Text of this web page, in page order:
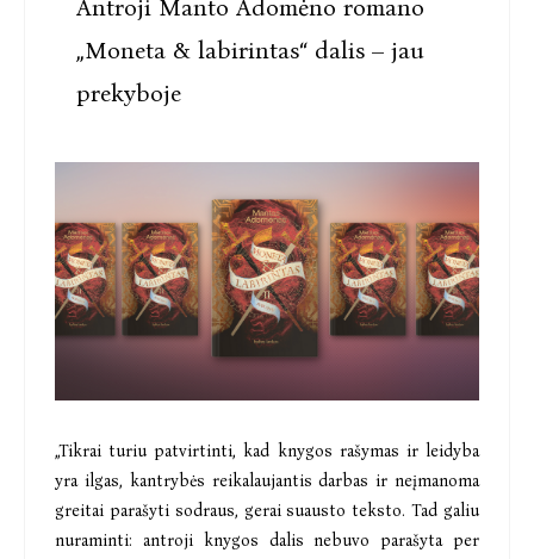
Antroji Manto Adomėno romano
„Moneta & labirintas“ dalis – jau
prekyboje
„Tikrai turiu patvirtinti, kad knygos rašymas ir leidyba
yra ilgas, kantrybės reikalaujantis darbas ir neįmanoma
greitai parašyti sodraus, gerai suausto teksto. Tad galiu
nuraminti: antroji knygos dalis nebuvo parašyta per